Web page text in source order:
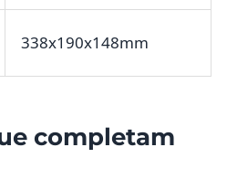
338x190x148mm
completam